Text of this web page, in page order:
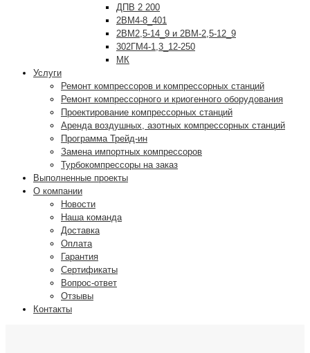
ДПВ 2 200
2ВМ4-8_401
2ВМ2,5-14_9 и 2ВМ-2,5-12_9
302ГМ4-1,3_12-250
МК
Услуги
Ремонт компрессоров и компрессорных станций
Ремонт компрессорного и криогенного оборудования
Проектирование компрессорных станций
Аренда воздушных, азотных компрессорных станций
Программа Трейд-ин
Замена импортных компрессоров
Турбокомпрессоры на заказ
Выполненные проекты
О компании
Новости
Наша команда
Доставка
Оплата
Гарантия
Сертификаты
Вопрос-ответ
Отзывы
Контакты